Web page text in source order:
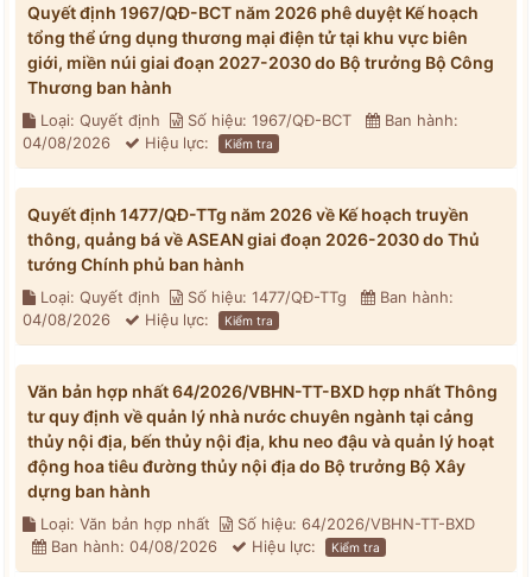
Quyết định 1967/QĐ-BCT năm 2026 phê duyệt Kế hoạch
tổng thể ứng dụng thương mại điện tử tại khu vực biên
giới, miền núi giai đoạn 2027-2030 do Bộ trưởng Bộ Công
Thương ban hành
Loại: Quyết định Số hiệu: 1967/QĐ-BCT
Ban hành:
04/08/2026
Hiệu lực: Kiểm tra
Quyết định 1477/QĐ-TTg năm 2026 về Kế hoạch truyền
thông, quảng bá về ASEAN giai đoạn 2026-2030 do Thủ
tướng Chính phủ ban hành
Loại: Quyết định Số hiệu: 1477/QĐ-TTg
Ban hành:
04/08/2026
Hiệu lực: Kiểm tra
Văn bản hợp nhất 64/2026/VBHN-TT-BXD hợp nhất Thông
tư quy định về quản lý nhà nước chuyên ngành tại cảng
thủy nội địa, bến thủy nội địa, khu neo đậu và quản lý hoạt
động hoa tiêu đường thủy nội địa do Bộ trưởng Bộ Xây
dựng ban hành
Loại: Văn bản hợp nhất
Số hiệu: 64/2026/VBHN-TT-BXD
Ban hành: 04/08/2026
Hiệu lực: Kiểm tra